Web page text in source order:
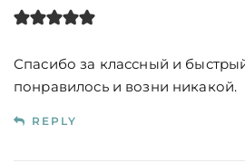
Спасибо за классный и
понравилось и возни никакой.
REPLY